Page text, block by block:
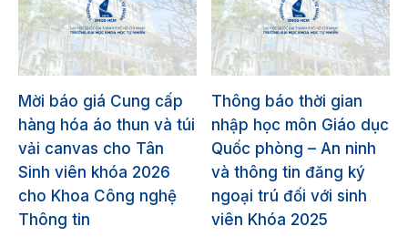
Mời báo giá Cung cấp
hàng hóa áo thun và túi
vải canvas cho Tân
Sinh viên khóa 2026
cho Khoa Công nghệ
Thông tin
Thông báo thời gian
nhập học môn Giáo dục
Quốc phòng – An ninh
và thông tin đăng ký
ngoại trú đối với sinh
viên Khóa 2025